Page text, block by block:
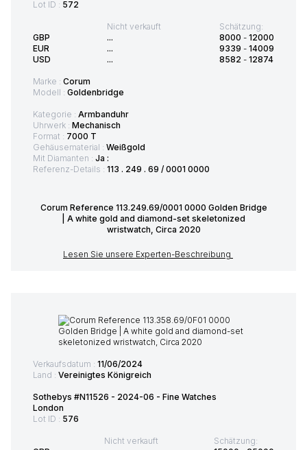
Lot ID : 572
GBP
EUR
USD
Nicht verkauft
...
...
...
Schätzung:
8000 - 12000
9339 - 14009
8582 - 12874
Marke : Corum
Modell : Goldenbridge
Kategorie : Armbanduhr
Uhrwerk : Mechanisch
Format : 7000 T
Gehäusematerial : Weißgold
Mit Diamanten : Ja :
Referenz-Details : 113 . 249 . 69 / 0001 0000
Corum Reference 113.249.69/0001 0000 Golden Bridge
| A white gold and diamond-set skeletonized
wristwatch, Circa 2020
Lesen Sie unsere Experten-Beschreibung
Verkaufsdatum : 11/06/2024
Land : Vereinigtes Königreich
Sothebys #N11526 - 2024-06 - Fine Watches
London
Lot ID : 576
Nicht verkauft
Schätzung: